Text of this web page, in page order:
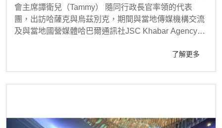
會主席譚衛兒（Tammy） 隨同行政長官率領的代表
團，出訪哈薩克與烏茲別克，期間與當地傳媒機構交流
及與當地國營媒體哈巴爾通訊社JSC Khabar Agency簽
了解更多